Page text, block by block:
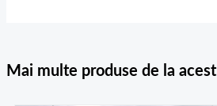
Mai multe produse de la